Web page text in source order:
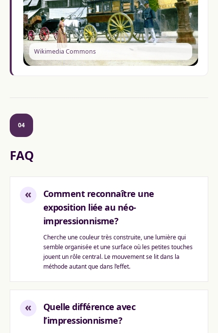
Wikimedia Commons
04
FAQ
«
Comment reconnaître une
exposition liée au néo-
impressionnisme?
Cherche une couleur très construite, une lumière qui
semble organisée et une surface où les petites touches
jouent un rôle central. Le mouvement se lit dans la
méthode autant que dans l’effet.
«
Quelle différence avec
l’impressionnisme?